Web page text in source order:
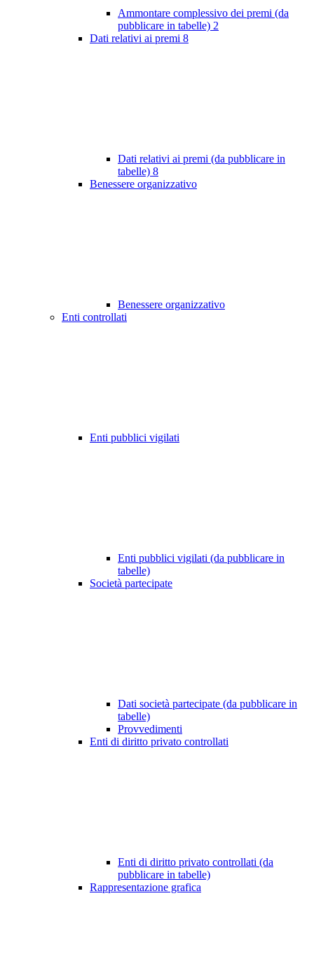
Ammontare complessivo dei premi (da
pubblicare in tabelle) 2
Dati relativi ai premi 8
Dati relativi ai premi (da pubblicare in
tabelle) 8
Benessere organizzativo
Benessere organizzativo
Enti controllati
Enti pubblici vigilati
Enti pubblici vigilati (da pubblicare in
tabelle)
Società partecipate
Dati società partecipate (da pubblicare in
tabelle)
Provvedimenti
Enti di diritto privato controllati
Enti di diritto privato controllati (da
pubblicare in tabelle)
Rappresentazione grafica